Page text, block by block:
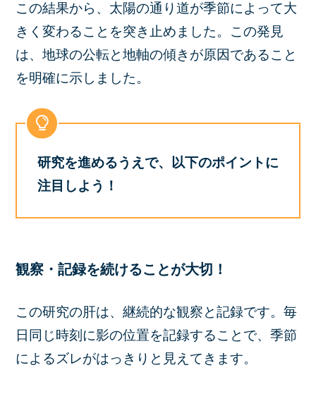
この結果から、太陽の通り道が季節によって大
きく変わることを突き止めました。この発見
は、地球の公転と地軸の傾きが原因であること
を明確に示しました。
研究を進めるうえで、以下のポイントに
注目しよう！
観察・記録を続けることが大切！
この研究の肝は、継続的な観察と記録です。毎
日同じ時刻に影の位置を記録することで、季節
によるズレがはっきりと見えてきます。